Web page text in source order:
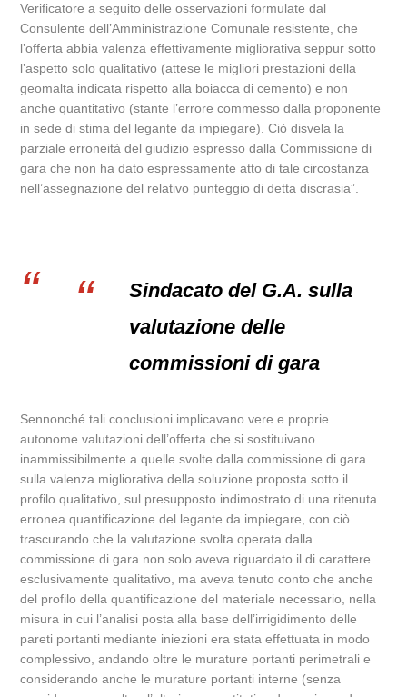
Verificatore a seguito delle osservazioni formulate dal
Consulente dell’Amministrazione Comunale resistente, che
l’offerta abbia valenza effettivamente migliorativa seppur sotto
l’aspetto solo qualitativo (attese le migliori prestazioni della
geomalta indicata rispetto alla boiacca di cemento) e non
anche quantitativo (stante l’errore commesso dalla proponente
in sede di stima del legante da impiegare). Ciò disvela la
parziale erroneità del giudizio espresso dalla Commissione di
gara che non ha dato espressamente atto di tale circostanza
nell’assegnazione del relativo punteggio di detta discrasia”.
Sindacato del G.A. sulla
valutazione delle
commissioni di gara
Sennonché tali conclusioni implicavano vere e proprie
autonome valutazioni dell’offerta che si sostituivano
inammissibilmente a quelle svolte dalla commissione di gara
sulla valenza migliorativa della soluzione proposta sotto il
profilo qualitativo, sul presupposto indimostrato di una ritenuta
erronea quantificazione del legante da impiegare, con ciò
trascurando che la valutazione svolta operata dalla
commissione di gara non solo aveva riguardato il di carattere
esclusivamente qualitativo, ma aveva tenuto conto che anche
del profilo della quantificazione del materiale necessario, nella
misura in cui l’analisi posta alla base dell’irrigidimento delle
pareti portanti mediante iniezioni era stata effettuata in modo
complessivo, andando oltre le murature portanti perimetrali e
considerando anche le murature portanti interne (senza